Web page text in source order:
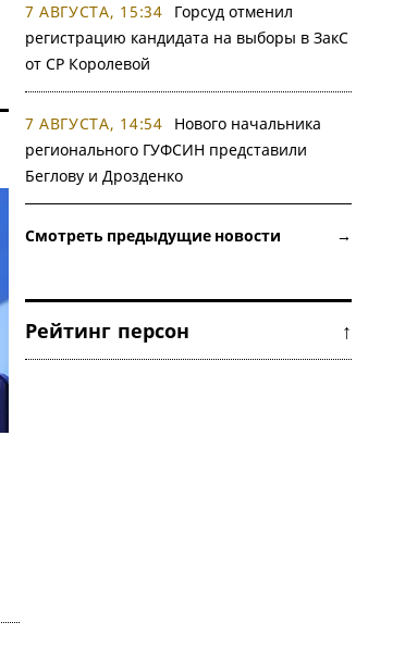
7 АВГУСТА, 15:34
Горсуд отменил
регистрацию кандидата на выборы в ЗакС
от СР Королевой
7 АВГУСТА, 14:54
Нового начальника
регионального ГУФСИН представили
Беглову и Дрозденко
Смотреть предыдущие новости →
Рейтинг персон ↑